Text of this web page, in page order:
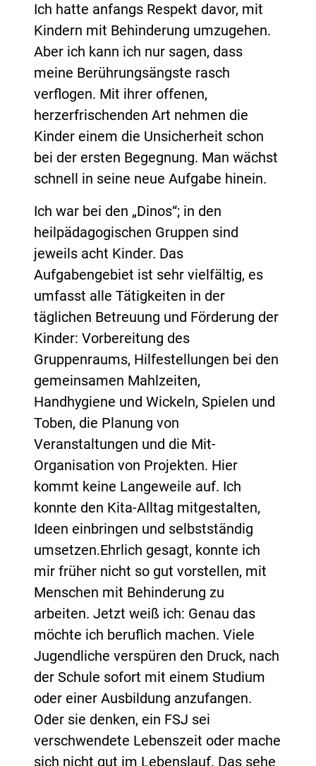
Ich hatte anfangs Respekt davor, mit
Kindern mit Behinderung umzugehen.
Aber ich kann ich nur sagen, dass
meine Berührungsängste rasch
verflogen. Mit ihrer offenen,
herzerfrischenden Art nehmen die
Kinder einem die Unsicherheit schon
bei der ersten Begegnung. Man wächst
schnell in seine neue Aufgabe hinein.
Ich war bei den „Dinos“; in den
heilpädagogischen Gruppen sind
jeweils acht Kinder. Das
Aufgabengebiet ist sehr vielfältig, es
umfasst alle Tätigkeiten in der
täglichen Betreuung und Förderung der
Kinder: Vorbereitung des
Gruppenraums, Hilfestellungen bei den
gemeinsamen Mahlzeiten,
Handhygiene und Wickeln, Spielen und
Toben, die Planung von
Veranstaltungen und die Mit-
Organisation von Projekten. Hier
kommt keine Langeweile auf. Ich
konnte den Kita-Alltag mitgestalten,
Ideen einbringen und selbstständig
umsetzen.Ehrlich gesagt, konnte ich
mir früher nicht so gut vorstellen, mit
Menschen mit Behinderung zu
arbeiten. Jetzt weiß ich: Genau das
möchte ich beruflich machen. Viele
Jugendliche verspüren den Druck, nach
der Schule sofort mit einem Studium
oder einer Ausbildung anzufangen.
Oder sie denken, ein FSJ sei
verschwendete Lebenszeit oder mache
sich nicht gut im Lebenslauf. Das sehe